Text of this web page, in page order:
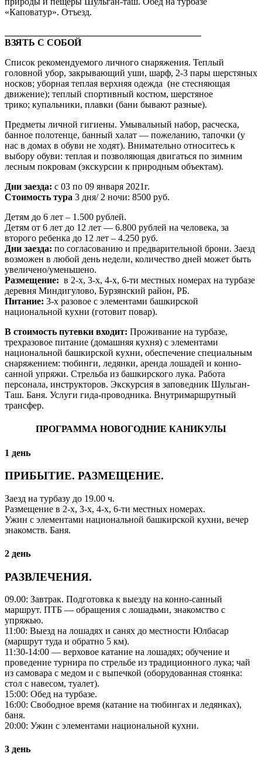
«Каповатур». Отъезд.
ВЗЯТЬ С СОБОЙ
Список рекомендуемого личного снаряжения. Теплый
головной убор, закрывающий уши, шарф, 2-3 пары шерстяных
носков; уборная теплая верхняя одежда (не стесняющая
движение); теплый спортивный костюм, шерстяное
трико; купальники, плавки (бани бывают разные).
Предметы личной гигиены. Умывальный набор, расческа,
банное полотенце, банный халат — пожеланию, тапочки (у
нас в домах в обуви не ходят). Внимательно относитесь к
выбору обуви: теплая и позволяющая двигаться по зимним
лесным покровам (экскурсии к природным объектам).
Дни заезда: с 03 по 09 января 2021г.
Стоимость тура 3 дня/ 2 ночи: 8500 руб.
Детям до 6 лет – 1.500 рублей.
Детям от 6 лет до 12 лет — 6.800 рублей на человека, за
второго ребенка до 12 лет – 4.250 руб.
Дни заезда: по согласованию и предварительной брони. Заезд
возможен в любой день недели, количество дней может быть
увеличено/уменьшено.
Размещение: в 2-х, 3-х, 4-х, 6-ти местных номерах на турбазе
деревня Миндигулово, Бурзянский район, РБ.
Питание: 3-х разовое с элементами башкирской
национальной кухни (готовит повар).
В стоимость путевки входит: Проживание на турбазе,
трехразовое питание (домашняя кухня) с элементами
национальной башкирской кухни, обеспечение специальным
снаряжением: тюбинги, ледянки, аренда лошадей и конно-
санной упряжи. Стрельба из башкирского лука. Работа
персонала, инструкторов. Экскурсия в заповедник Шульган-
Таш. Баня. Услуги гида-проводника. Внутримаршрутный
трансфер.
ПРОГРАММА НОВОГОДНИЕ КАНИКУЛЫ
1 день
ПРИБЫТИЕ. РАЗМЕЩЕНИЕ.
Заезд на турбазу до 19.00 ч.
Размещение в 2-х, 3-х, 4-х, 6-ти местных номерах.
Ужин с элементами национальной башкирской кухни, вечер
знакомств. Баня.
2 день
РАЗВЛЕЧЕНИЯ.
09.00: Завтрак. Подготовка к выезду на конно-санный
маршрут. ПТБ — обращения с лошадьми, знакомство с
упряжью.
11:00: Выезд на лошадях и санях до местности Юлбасар
(маршрут туда и обратно 5 км).
11:30-14:00 — верховое катание на лошадях; обучение и
проведение турнира по стрельбе из традиционного лука; чай
из самовара с медом и с выпечкой (оборудованная стоянка:
стол с навесом, туалет).
15:00: Обед на турбазе.
16:00: Свободное время (катание на тюбингах и ледянках),
баня.
20:00: Ужин с элементами национальной кухни.
3 день